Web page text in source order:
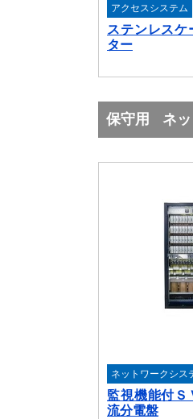
アクセスシステム
ステンレスケ
ター
保守用 ネ
ネットワークシス
監視機能付Ｓ
流分電盤